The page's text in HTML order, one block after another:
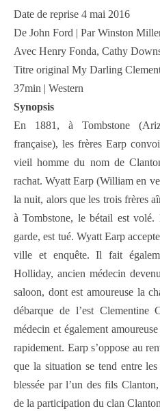
Date de reprise 4 mai 2016
De John Ford | Par Winston
Avec Henry Fonda, Cathy
Titre original My Darling
37min | Western
Synopsis
En 1881, à Tombstone
française), les frères Earp
vieil homme du nom de
rachat. Wyatt Earp (William en
la nuit, alors que les trois frères
à Tombstone, le bétail est
garde, est tué. Wyatt Earp
ville et enquête. Il fait
Holliday, ancien médecin
saloon, dont est amoureuse la
débarque de l’est Clementine
médecin et également
rapidement. Earp s’oppose au
que la situation se tend entre
blessée par l’un des fils
de la participation du clan